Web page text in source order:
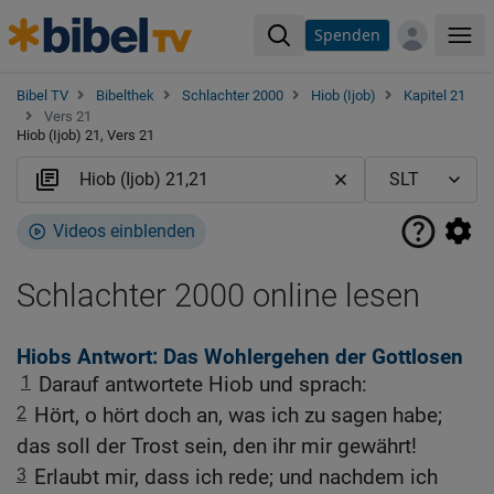
Spenden
Bibel TV Bibelthek Schlachter 2000 Hiob (Ijob)
Kapitel 21
Vers 21
Hiob (Ijob) 21, Vers 21
Videos einblenden
Schlachter 2000 online lesen
Hiobs Antwort: Das Wohlergehen der Gottlosen
1 Darauf antwortete Hiob und sprach:
2 Hört, o hört doch an, was ich zu sagen habe;
das soll der Trost sein, den ihr mir gewährt!
3 Erlaubt mir, dass ich rede; und nachdem ich